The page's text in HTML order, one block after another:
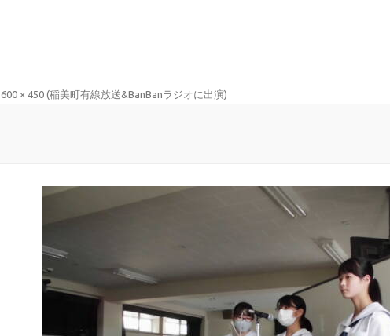
600 × 450(稲美町有線放送&BanBanラジオに出演)